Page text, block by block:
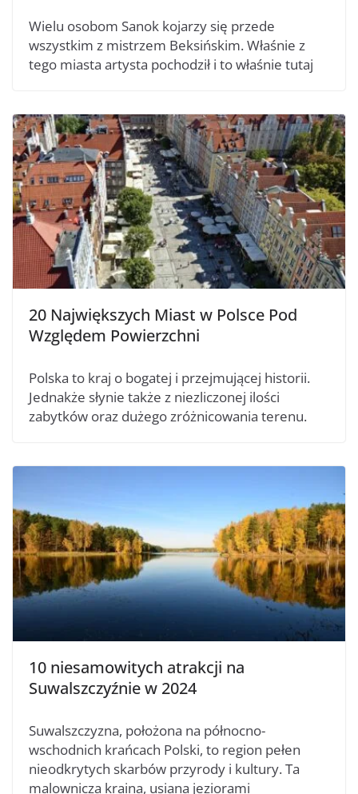
Wielu osobom Sanok kojarzy się przede
wszystkim z mistrzem Beksińskim. Właśnie z
tego miasta artysta pochodził i to właśnie tutaj
20 Największych Miast w Polsce Pod
Względem Powierzchni
Polska to kraj o bogatej i przejmującej historii.
Jednakże słynie także z niezliczonej ilości
zabytków oraz dużego zróżnicowania terenu.
10 niesamowitych atrakcji na
Suwalszczyźnie w 2024
Suwalszczyzna, położona na północno-
wschodnich krańcach Polski, to region pełen
nieodkrytych skarbów przyrody i kultury. Ta
malownicza kraina, usiana jeziorami